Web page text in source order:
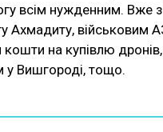
всім нужденним. Вже
Ахмадиту, військовим
на купівлю дронів,
у Вишгороді, тощо.